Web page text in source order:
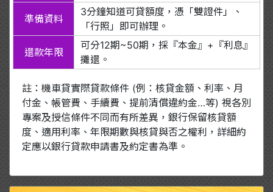
準備資料
3分鐘知道可貸額度，憑「雙證件」、
「行照」即可辦理。
還款年限
可分12期~50期，採『本金』+『利息』
攤還。
註：機車貸實際貸款條件 (例：核貸金額、利率、月
付金、帳管費、手續費、提前清償違約金…等) 視各別
專案及授信條件不同而有所差異，銀行保留核貸額
度、適用利率、年限期數與核貸與否之權利，詳細約
定應以銀行貸款申請書及約定書為準。